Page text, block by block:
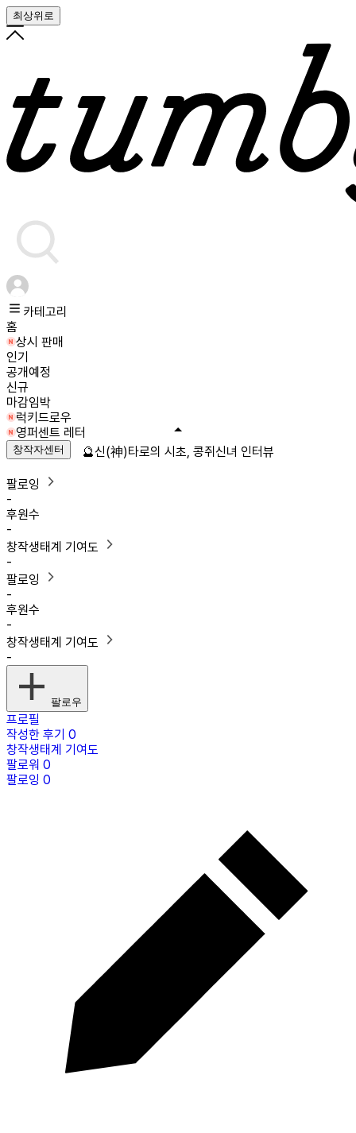
최상위로
카테고리
홈
상시 판매
인기
공개예정
신규
마감임박
럭키드로우
영퍼센트 레터
창작자센터
팔로잉
-
후원수
-
창작생태계 기여도
-
팔로잉
-
후원수
-
창작생태계 기여도
-
팔로우
프로필
작성한 후기 0
창작생태계 기여도
팔로워 0
팔로잉 0
🔮신(神)타로의 시초, 콩쥐신녀 인터뷰